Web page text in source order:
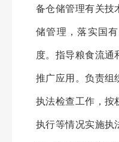
备仓储管理有关技
储管理，落实国
度。指导粮食流通
推广应用。负责组
执法检查工作，按
执行等情况实施执